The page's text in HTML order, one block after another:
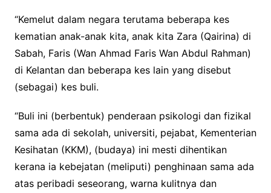
“Kemelut dalam negara terutama beberapa kes
kematian anak-anak kita, anak kita Zara (Qairina) di
Sabah, Faris (Wan Ahmad Faris Wan Abdul Rahman)
di Kelantan dan beberapa kes lain yang disebut
(sebagai) kes buli.
“Buli ini (berbentuk) penderaan psikologi dan fizikal
sama ada di sekolah, universiti, pejabat, Kementerian
Kesihatan (KKM), (budaya) ini mesti dihentikan
kerana ia kebejatan (meliputi) penghinaan sama ada
atas peribadi seseorang, warna kulitnya dan